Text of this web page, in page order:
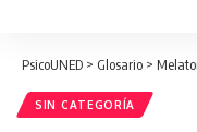
PsicoUNED > Glosario >
SIN CATEGORÍA